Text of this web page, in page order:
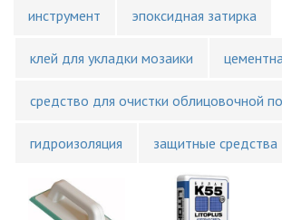
инструмент эпоксидная затирка
клей для укладки мозаики
средство для очистки облицовочной
гидроизоляция защитные средства